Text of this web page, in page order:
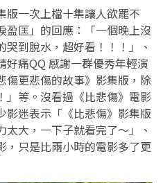
版一次上檔十集讓人欲罷不
盈匡」的回應：「一個晚上沒
到脫水，超好看！！！」、
好痛QQ 感謝一群優秀年輕演
傷更悲傷的故事》影集版，除
」等。沒看過《比悲傷》電影
影迷表示「《比悲傷》影集版
大，一下子就看完了～」、
，只是比兩小時的電影多了更